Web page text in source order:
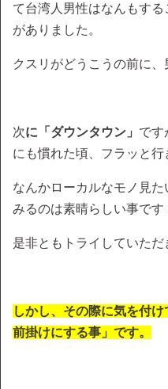
て台湾人男性はなんもす
がありました。
クスリがどうこうの前に、
次に「ダウンタウン」 です
にも慣れた頃、フラッと行
なんかローカルなモノ見
みるのは素晴らしい事です
是非ともトライしていただ
しかし、その際に気を付
前掛けにする事」です。